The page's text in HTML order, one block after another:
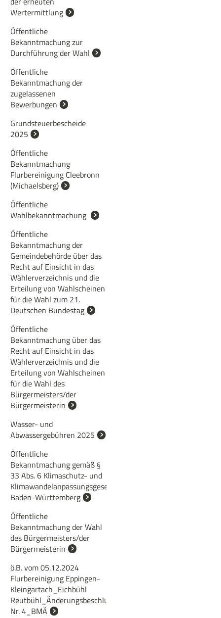
Wertermittlung
Öffentliche
Bekanntmachung zur
Durchführung der Wahl
Öffentliche
Bekanntmachung der
zugelassenen
Bewerbungen
Grundsteuerbescheide
2025
Öffentliche
Bekanntmachung
Flurbereinigung Cleebronn
(Michaelsberg)
Öffentliche
Wahlbekanntmachung
Öffentliche
Bekanntmachung der
Gemeindebehörde über das
Recht auf Einsicht in das
Wählerverzeichnis und die
Erteilung von Wahlscheinen
für die Wahl zum 21.
Deutschen Bundestag
Öffentliche
Bekanntmachung über das
Recht auf Einsicht in das
Wählerverzeichnis und die
Erteilung von Wahlscheinen
für die Wahl des
Bürgermeisters/der
Bürgermeisterin
Wasser- und
Abwassergebühren 2025
Öffentliche
Bekanntmachung gemäß §
33 Abs. 6 Klimaschutz- und
Klimawandelanpassungsgesetz
Baden-Württemberg
Öffentliche
Bekanntmachung der Wahl
des Bürgermeisters/der
Bürgermeisterin
ö.B. vom 05.12.2024
Flurbereinigung Eppingen-
Kleingartach_Eichbühl
Reutbühl_Änderungsbeschluss
Nr. 4_BMÄ